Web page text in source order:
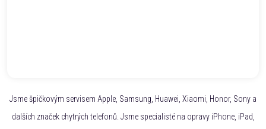
Jsme špičkovým servisem Apple, Samsung, Huawei, Xiaomi, Honor, Sony a
dalších značek chytrých telefonů. Jsme specialisté na opravy iPhone, iPad,